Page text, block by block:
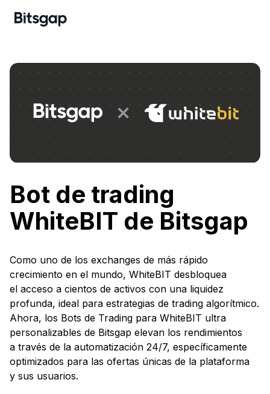
Bot de trading
WhiteBIT de Bitsgap
Como uno de los exchanges de más rápido
crecimiento en el mundo, WhiteBIT desbloquea
el acceso a cientos de activos con una liquidez
profunda, ideal para estrategias de trading algorítmico.
Ahora, los Bots de Trading para WhiteBIT ultra
personalizables de Bitsgap elevan los rendimientos
a través de la automatización 24/7, específicamente
optimizados para las ofertas únicas de la plataforma
y sus usuarios.